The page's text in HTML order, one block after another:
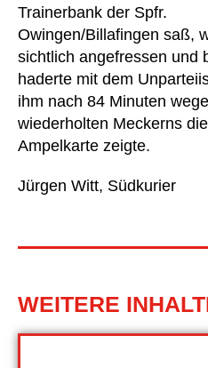
Trainerbank der Spfr.
Owingen/Billafingen saß,
sichtlich angefressen und
haderte mit dem
ihm nach 84 Minuten
wiederholten Meckerns die
Ampelkarte zeigte.
Jürgen Witt, Südkurier
WEITERE